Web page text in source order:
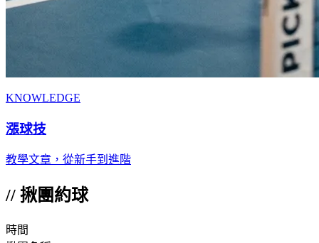
KNOWLEDGE
漲球技
教學文章，從新手到進階
// 揪團約球
時間